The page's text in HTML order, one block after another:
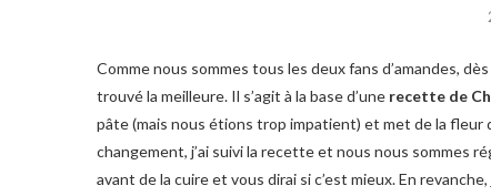
Comme nous sommes tous les deux fans d’amandes,
trouvé la meilleure. Il s’agit à la base d’une recette de
pâte (mais nous étions trop impatient) et met de la fleur
changement, j’ai suivi la recette et nous nous sommes
avant de la cuire et vous dirai si c’est mieux. En